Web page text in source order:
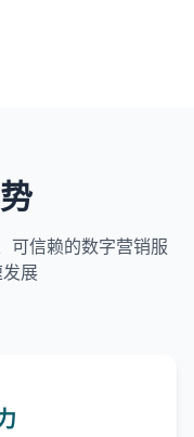
可信赖的数字营销服
展